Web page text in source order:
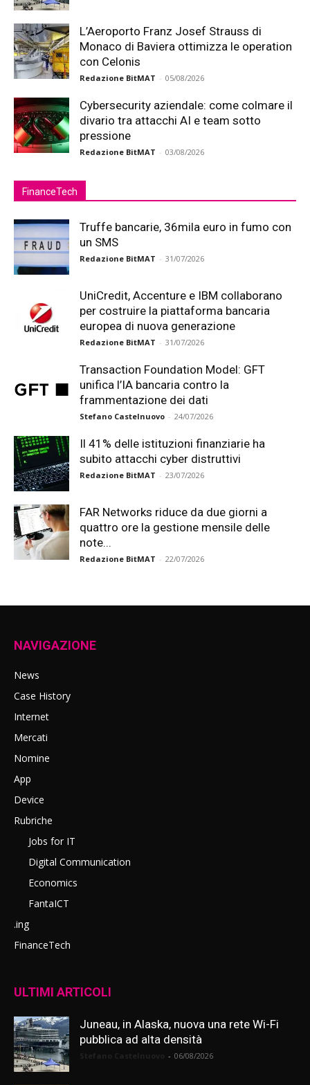
L’Aeroporto Franz Josef Strauss di
Monaco di Baviera ottimizza le operation
con Celonis
Redazione BitMAT - 05/08/2026
Cybersecurity aziendale: come colmare il
divario tra attacchi AI e team sotto
pressione
Redazione BitMAT - 03/08/2026
FinanceTech
Truffe bancarie, 36mila euro in fumo con
un SMS
Redazione BitMAT - 31/07/2026
UniCredit, Accenture e IBM collaborano
per costruire la piattaforma bancaria
europea di nuova generazione
Redazione BitMAT - 31/07/2026
Transaction Foundation Model: GFT
unifica l’IA bancaria contro la
frammentazione dei dati
Stefano Castelnuovo - 24/07/2026
Il 41% delle istituzioni finanziarie ha
subito attacchi cyber distruttivi
Redazione BitMAT - 23/07/2026
FAR Networks riduce da due giorni a
quattro ore la gestione mensile delle
note...
Redazione BitMAT - 22/07/2026
NAVIGAZIONE
News
Case History
Internet
Mercati
Nomine
App
Device
Rubriche
Jobs for IT
Digital Communication
Economics
FantaICT
.ing
FinanceTech
ULTIMI ARTICOLI
Juneau, in Alaska, nuova una rete Wi-Fi
pubblica ad alta densità
- 06/08/2026